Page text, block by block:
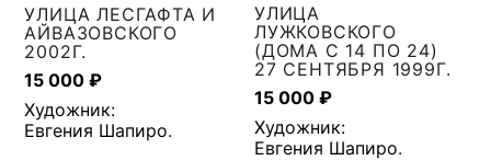
УЛИЦА ЛЕСГАФТА И
АЙВАЗОВСКОГО
2002Г.
15 000₽
Художник:
Евгения Шапиро.
УЛИЦА
ЛУЖКОВСКОГО
(ДОМА С 14 ПО 24)
27 СЕНТЯБРЯ 1999Г.
15 000₽
Художник:
Евгения Шапиро.